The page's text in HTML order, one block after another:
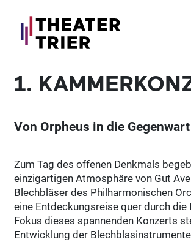
1.
Von Orpheus in die Gegenwart
Zum Tag des offenen Denkmals
einzigartigen Atmosphäre von Gut
Blechbläser des Philharmonischen
eine Entdeckungsreise quer durch die
Fokus dieses spannenden Konzerts
Entwicklung der